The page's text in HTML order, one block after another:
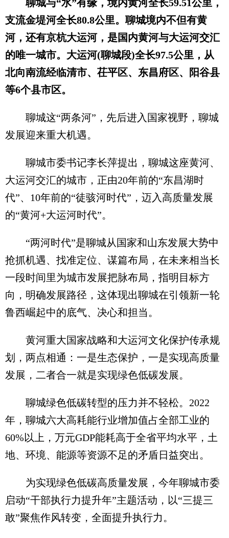
聊城与“水”有缘，境内黄河全长59.51公里，
支流金堤河全长80.8公里。聊城境内不但有黄
河，还有京杭大运河，是国内黄河与大运河交汇
的唯一城市。大运河(聊城段)全长97.5公里，从
北向南流经临清市、茌平区、东昌府区、阳谷县
等6个县市区。
聊城这“两条河”，先后进入国家视野，聊城
发展迎来重大机遇。
聊城市委书记李长萍提出，聊城这座黄河、
大运河交汇的城市，正由20年前的“东昌湖时
代”、10年前的“徒骇河时代”，迈入高质量发展
的“黄河+大运河时代”。
“两河时代”是聊城从国家和山东发展大势中
抢抓机遇、找准定位、谋篇布局，在未来相当长
一段时间里为城市发展把脉布局，指明目标方
向，明确发展路径，这体现出聊城在引领新一轮
鲁西崛起中的底气、决心和担当。
黄河重大国家战略和大运河文化保护传承规
划，两点相通：一是生态保护，一是实现高质量
发展，二者合一就是实现绿色低碳发展。
聊城绿色低碳转型的压力并不轻松。2022
年，聊城六大高耗能行业增加值占全部工业的
60%以上，万元GDP能耗高于全省平均水平，土
地、环境、能源等资源不足的矛盾日益突出。
为实现绿色低碳高质量发展，今年聊城市委
启动“干部执行力提升年”主题活动，以“三提三
敢”聚焦作风转变，全面提升执行力。